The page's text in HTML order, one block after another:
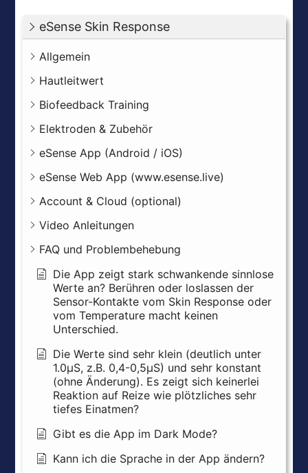
eSense Skin Response
Allgemein
Hautleitwert
Biofeedback Training
Elektroden & Zubehör
eSense App (Android / iOS)
eSense Web App (www.esense.live)
Account & Cloud (optional)
Video Anleitungen
FAQ und Problembehebung
Die App zeigt stark schwankende sinnlose
Werte an? Berühren oder loslassen der
Sensor-Kontakte vom Skin Response oder
vom Temperature macht keinen
Unterschied.
Die Werte sind sehr klein (deutlich unter
1.0µS, z.B. 0,4-0,5µS) und sehr konstant
(ohne Änderung). Es zeigt sich keinerlei
Reaktion auf Reize wie plötzliches sehr
tiefes Einatmen?
Gibt es die App im Dark Mode?
Kann ich die Sprache in der App ändern?